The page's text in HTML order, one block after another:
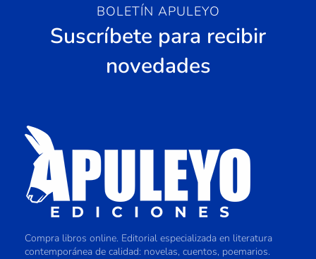
BOLETÍN APULEYO
Suscríbete para recibir
novedades
Compra libros online. Editorial especializada en literatura
contemporánea de calidad: novelas, cuentos, poemarios.